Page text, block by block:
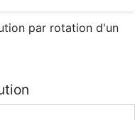
par rotation d'un